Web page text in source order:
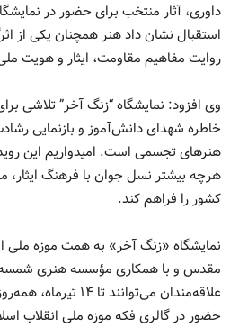
داوری، آثار منتخب برای حضور در
استقبال نشان داد هنر همچنان یکی از
روایت مفاهیم مقاومت، ایثار و هویت
وی افزود: نمایشگاه “زنگ آخر” تلاشی
خاطره شهدای دانش‌آموز و بازنمایی
هنرهای تجسمی است. امیدواریم این
هرچه بیشتر نسل جوان با فرهنگ ایثار،
کشور را فراهم کند.
نمایشگاه «زنگ آخر» به همت موزه ملی
مقدس و با همکاری مؤسسه هنری شمسه
حضور در گالری فکه موزه ملی انقلاب